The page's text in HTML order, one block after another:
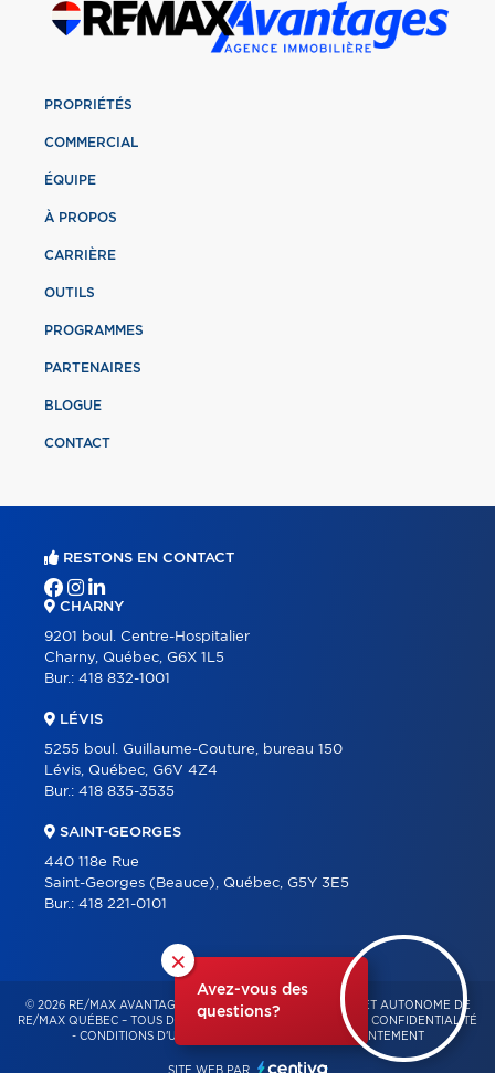
×
Avez-vous des
questions?
PROPRIÉTÉS
COMMERCIAL
ÉQUIPE
À PROPOS
CARRIÈRE
OUTILS
PROGRAMMES
PARTENAIRES
BLOGUE
CONTACT
RESTONS EN CONTACT
CHARNY
9201 boul. Centre-Hospitalier
Charny, Québec, G6X 1L5
Bur.: 418 832-1001
LÉVIS
5255 boul. Guillaume-Couture, bureau 150
Lévis, Québec, G6V 4Z4
Bur.: 418 835-3535
SAINT-GEORGES
440 118e Rue
Saint-Georges (Beauce), Québec, G5Y 3E5
Bur.: 418 221-0101
© 2026 RE/MAX AVANTAGES – FRANCHISÉ INDÉPENDANT ET AUTONOME DE
RE/MAX QUÉBEC – TOUS DROITS RÉSERVÉS -
POLITIQUE DE CONFIDENTIALITÉ
- CONDITIONS D'UTILISATION GESTION DU CONSENTEMENT
SITE WEB PAR